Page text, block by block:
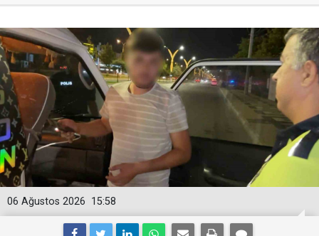
15:58
06 Ağustos 2026